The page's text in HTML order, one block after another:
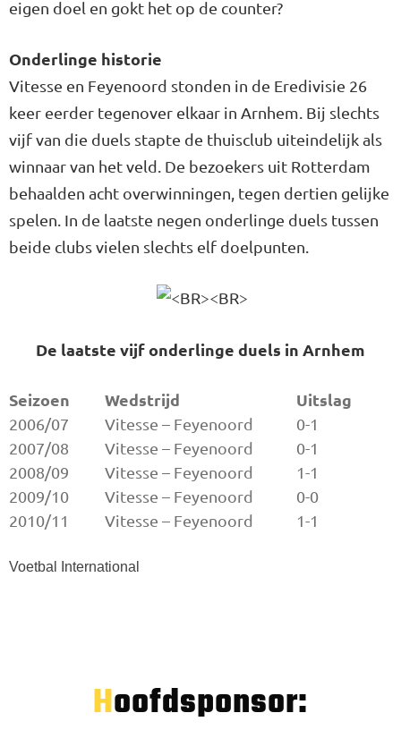
eigen doel en gokt het op de counter?
Onderlinge historie
Vitesse en Feyenoord stonden in de Eredivisie 26
keer eerder tegenover elkaar in Arnhem. Bij slechts
vijf van die duels stapte de thuisclub uiteindelijk als
winnaar van het veld. De bezoekers uit Rotterdam
behaalden acht overwinningen, tegen dertien gelijke
spelen. In de laatste negen onderlinge duels tussen
beide clubs vielen slechts elf doelpunten.
De laatste vijf onderlinge duels in Arnhem
Seizoen Wedstrijd Uitslag
2006/07 Vitesse – Feyenoord
0-1
2007/08
Vitesse – Feyenoord
0-1
2008/09
Vitesse – Feyenoord
1-1
2009/10
Vitesse – Feyenoord
0-0
2010/11
Vitesse – Feyenoord 1-1
Voetbal International
Hoofdsponsor: